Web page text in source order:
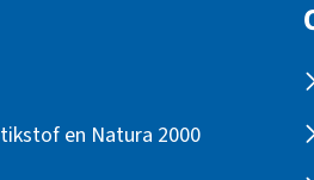
en Natura 2000